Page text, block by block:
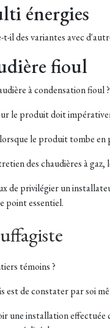
énergies
il des variantes avec
fioul
à condensation fioul ?
le produit doit
le produit tombe en
des chaudières à gaz,
de privilégier un
point essentiel.
témoins ?
est de constater par soi
une installation